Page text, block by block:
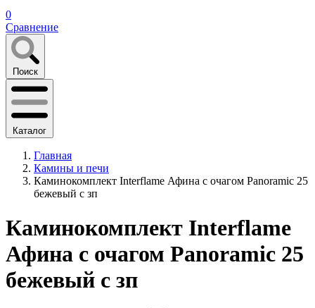
0
Сравнение
Поиск
Каталог
Главная
Камины и печи
Каминокомплект Interflame Афина с очагом Panoramic 25
бежевый с зп
Каминокомплект Interflame
Афина с очагом Panoramic 25
бежевый с зп